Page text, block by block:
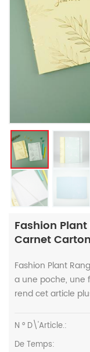
Fashion
Carnet
Fashion Plant
a une poche, une
rend cet article
N ° D\'article.:
De Temps: